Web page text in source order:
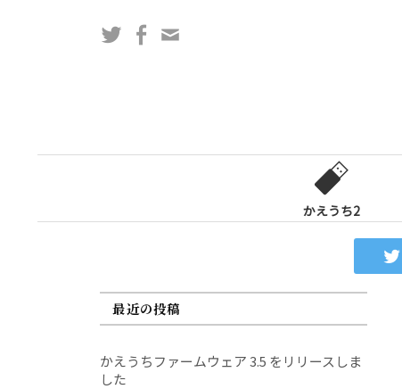
ス
TwitterFacebook
かえうち2
最近の投稿
かえうちファームウェア 3.5 をリリースしま
した